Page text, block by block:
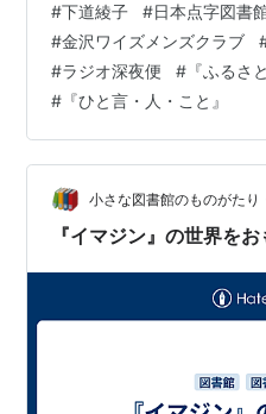
月４、5日、NHK朝四時の
で、その録音を同封いたし
こう）先生の関係の資料等
考になれば幸いです。来た
沢ニューグランドホテルの
すので・・・」 ☆…
#下道綾子 #日本点字図書
#金沢ワイズメンズクラブ
#ラジオ深夜便 # 『ふるさ
# 『ひと言・人・こと』
小さな図書館のものがたり
『イマジン』の世界をお